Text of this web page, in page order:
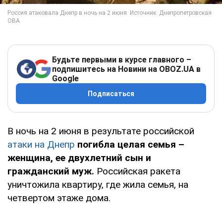
Будьте первыми в курсе главного –
подпишитесь на Новини на OBOZ.UA в
Google
Подписаться
В ночь на 2 июня в результате российской
атаки на Днепр погибла целая семья –
женщина, ее двухлетний сын и
гражданский муж. Российская ракета
уничтожила квартиру, где жила семья, на
четвертом этаже дома.